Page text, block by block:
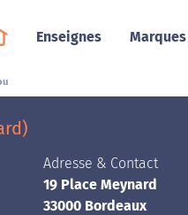
Enseignes Marques
Adresse & Contact
19 Place Meynard
33000 Bordeaux